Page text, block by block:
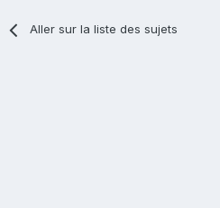
Aller sur la liste des sujets